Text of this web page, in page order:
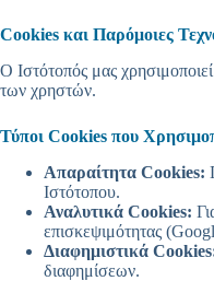
Cookies και Παρόμοιες
Ο Ιστότοπός μας χρησιμοποιεί
των χρηστών.
Τύποι Cookies που
Απαραίτητα Cookies:
Ιστότοπου.
Αναλυτικά Cookies:
επισκεψιμότητας
Διαφημιστικά
διαφημίσεων.